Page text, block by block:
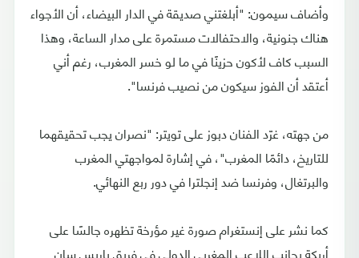
وأضاف سيمون: "أبلغتني صديقة في الدار البيضاء، أن الأجواء
هناك جنونية، والاحتفالات مستمرة على مدار الساعة، وهذا
السبب كاف لأكون حزينًا في ما لو خسر المغرب، رغم أني
أعتقد أن الفوز سيكون من نصيب فرنسا".
من جهته، غرّد الفنان دبوز على تويتر: "نصران يجب تحقيقهما
للتاريخ، دائمًا المغرب"، في إشارة لمواجهتي المغرب
والبرتغال، وفرنسا ضد إنجلترا في دور ربع النهائي.
كما نشر على إنستغرام صورة غير مؤرخة تظهره جالسًا على
أريكة بجانب اللاعب المغربي الدولي في فريق باريس سان